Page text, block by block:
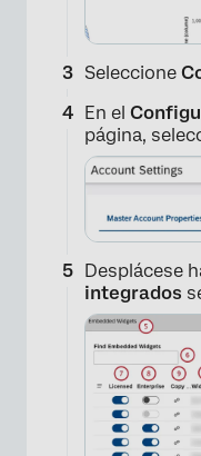
Seleccione
En el
página,
Desplácese
integrados